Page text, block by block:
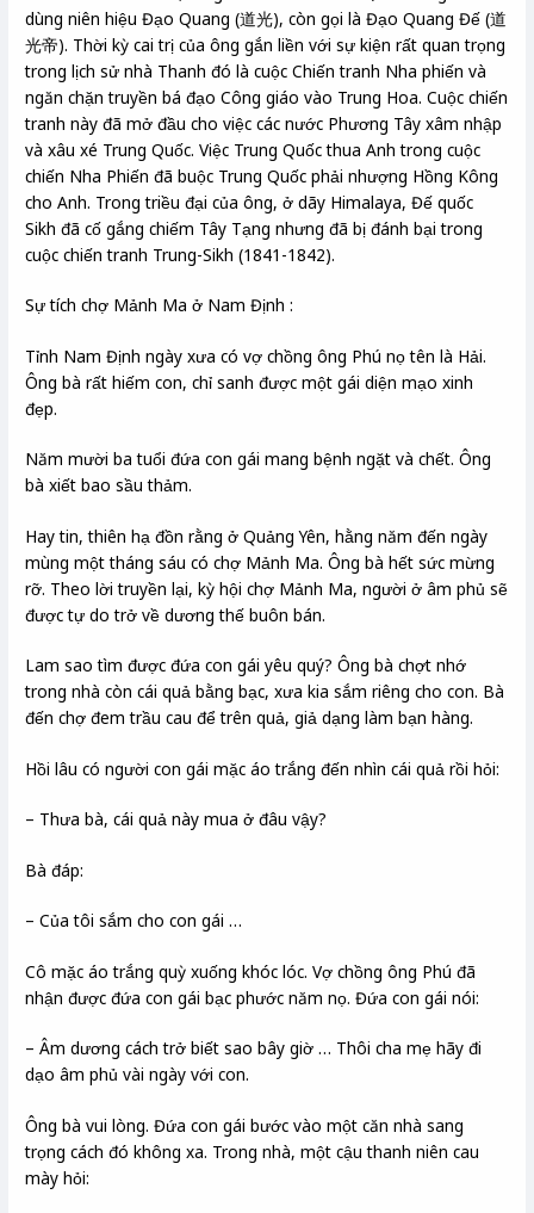
dùng niên hiệu Đạo Quang (道光), còn gọi là Đạo Quang Đế (道
光帝). Thời kỳ cai trị của ông gắn liền với sự kiện rất quan trọng
trong lịch sử nhà Thanh đó là cuộc Chiến tranh Nha phiến và
ngăn chặn truyền bá đạo Công giáo vào Trung Hoa. Cuộc chiến
tranh này đã mở đầu cho việc các nước Phương Tây xâm nhập
và xâu xé Trung Quốc. Việc Trung Quốc thua Anh trong cuộc
chiến Nha Phiến đã buộc Trung Quốc phải nhượng Hồng Kông
cho Anh. Trong triều đại của ông, ở dãy Himalaya, Đế quốc
Sikh đã cố gắng chiếm Tây Tạng nhưng đã bị đánh bại trong
cuộc chiến tranh Trung-Sikh (1841-1842).
Sự tích chợ Mảnh Ma ở Nam Định :
Tỉnh Nam Định ngày xưa có vợ chồng ông Phú nọ tên là Hải.
Ông bà rất hiếm con, chỉ sanh được một gái diện mạo xinh
đẹp.
Năm mười ba tuổi đứa con gái mang bệnh ngặt và chết. Ông
bà xiết bao sầu thảm.
Hay tin, thiên hạ đồn rằng ở Quảng Yên, hằng năm đến ngày
mùng một tháng sáu có chợ Mảnh Ma. Ông bà hết sức mừng
rỡ. Theo lời truyền lại, kỳ hội chợ Mảnh Ma, người ở âm phủ sẽ
được tự do trở về dương thế buôn bán.
Lam sao tìm được đứa con gái yêu quý? Ông bà chợt nhớ
trong nhà còn cái quả bằng bạc, xưa kia sắm riêng cho con. Bà
đến chợ đem trầu cau để trên quả, giả dạng làm bạn hàng.
Hồi lâu có người con gái mặc áo trắng đến nhìn cái quả rồi hỏi:
– Thưa bà, cái quả này mua ở đâu vậy?
Bà đáp:
– Của tôi sắm cho con gái …
Cô mặc áo trắng quỳ xuống khóc lóc. Vợ chồng ông Phú đã
nhận được đứa con gái bạc phước năm nọ. Đứa con gái nói:
– Âm dương cách trở biết sao bây giờ … Thôi cha mẹ hãy đi
dạo âm phủ vài ngày với con.
Ông bà vui lòng. Đứa con gái bước vào một căn nhà sang
trọng cách đó không xa. Trong nhà, một cậu thanh niên cau
mày hỏi: